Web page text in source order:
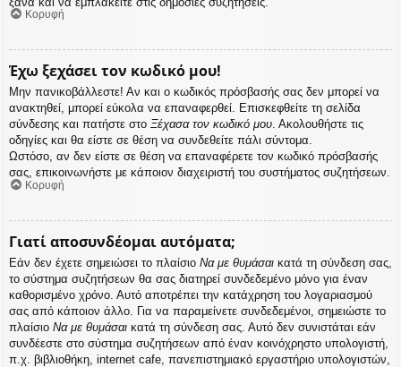
Κορυφή
Έχω ξεχάσει τον κωδικό μου!
Μην πανικοβάλλεστε! Αν και ο κωδικός πρόσβασής σας δεν μπορεί να
ανακτηθεί, μπορεί εύκολα να επαναφερθεί. Επισκεφθείτε τη σελίδα
σύνδεσης και πατήστε στο Ξέχασα τον κωδικό μου. Ακολουθήστε τις
οδηγίες και θα είστε σε θέση να συνδεθείτε πάλι σύντομα.
Ωστόσο, αν δεν είστε σε θέση να επαναφέρετε τον κωδικό πρόσβασής
σας, επικοινωνήστε με κάποιον διαχειριστή του συστήματος συζητήσεων.
Κορυφή
Γιατί αποσυνδέομαι αυτόματα;
Εάν δεν έχετε σημειώσει το πλαίσιο Να με θυμάσαι κατά τη σύνδεση σας,
το σύστημα συζητήσεων θα σας διατηρεί συνδεδεμένο μόνο για έναν
καθορισμένο χρόνο. Αυτό αποτρέπει την κατάχρηση του λογαριασμού
σας από κάποιον άλλο. Για να παραμείνετε συνδεδεμένοι, σημειώστε το
πλαίσιο Να με θυμάσαι κατά τη σύνδεση σας. Αυτό δεν συνιστάται εάν
συνδέεστε στο σύστημα συζητήσεων από έναν κοινόχρηστο υπολογιστή,
π.χ. βιβλιοθήκη, internet cafe, πανεπιστημιακό εργαστήριο υπολογιστών,